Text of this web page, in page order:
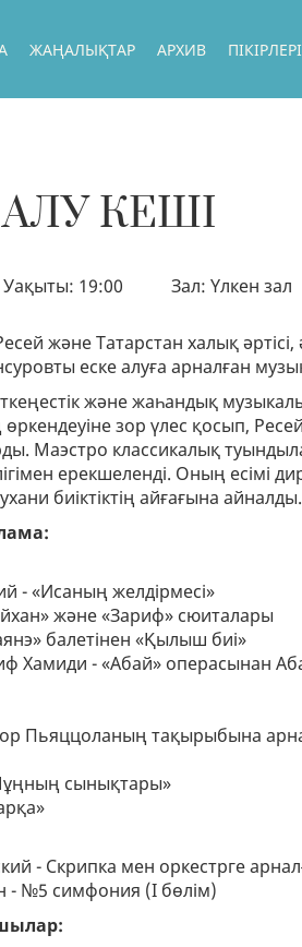
ЖАҢАЛЫҚТАР АРХИВ
КЕШІ
Уақыты: 19:00 Зал: Үлкен зал
және Татарстан халық
еске алуға арналған
және жаһандық
зор үлес қосып,
Маэстро классикалық
ерекшеленді. Оның есімі
биіктіктің айғағына айналды.
- «Исаның желдірмесі»
және «Зариф» сюиталары
балетінен «Қылыш биі»
Хамиди - «Абай» операсынан
Пьяццоланың тақырыбына
сынықтары»
- Скрипка мен оркестрге
- №5 симфония (I бөлім)